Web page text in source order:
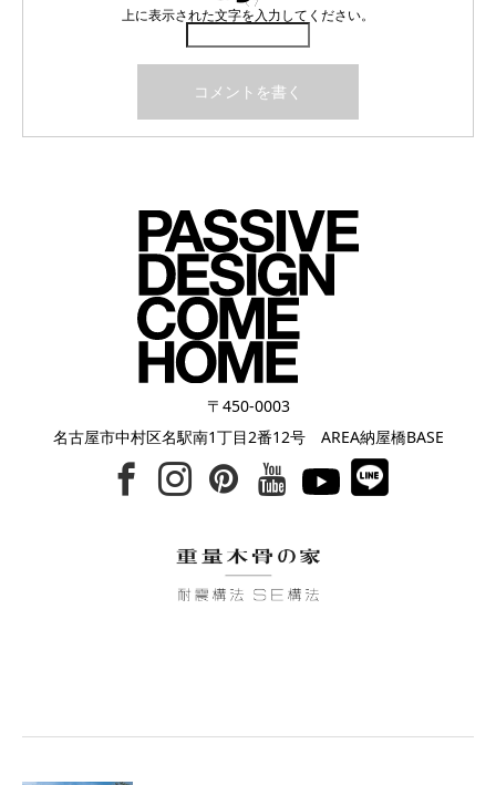
上に表示された文字を入力してください。
〒450-0003
名古屋市中村区名駅南1丁目2番12号 AREA納屋橋BASE